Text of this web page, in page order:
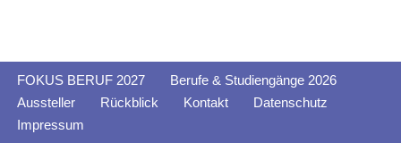
FOKUS BERUF 2027
Berufe & Studiengänge 2026
Aussteller
Rückblick Kontakt
Datenschutz
Impressum